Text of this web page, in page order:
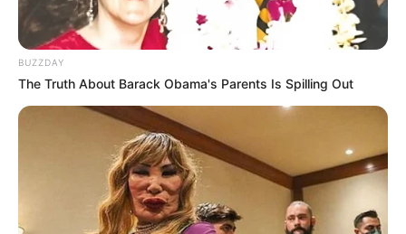
BUZZDAY
The Truth About Barack Obama's Parents Is Spilling Out